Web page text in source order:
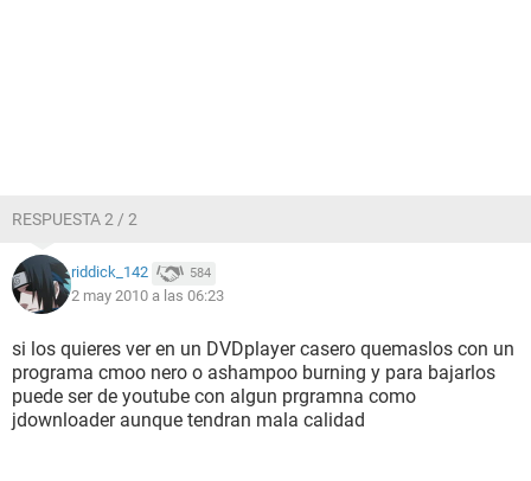
RESPUESTA 2 / 2
riddick_142 584
2 may 2010 a las 06:23
si los quieres ver en un DVDplayer casero quemaslos con un
programa cmoo nero o ashampoo burning y para bajarlos
puede ser de youtube con algun prgramna como
jdownloader aunque tendran mala calidad